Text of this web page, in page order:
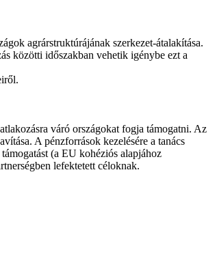
agrárstruktúrájának szerkezet-átalakítása.
közötti időszakban vehetik igénybe ezt a
váró országokat fogja támogatni. Az
A pénzforrások kezelésére a tanács
(a EU kohéziós alapjához
lefektetett céloknak.